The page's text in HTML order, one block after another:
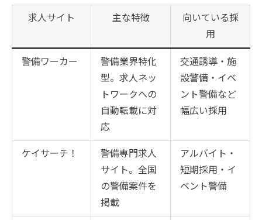
求人サイト 主な特徴
向いている採
用
警備ワーカー
警備業界特化
型。求人ネッ
トワークへの
自動転載に対
応
交通誘導・施
設警備・イベ
ント警備など
幅広い採用
ケイサーチ！
警備専門求人
サイト。全国
の警備案件を
掲載
アルバイト・
短期採用・イ
ベント警備